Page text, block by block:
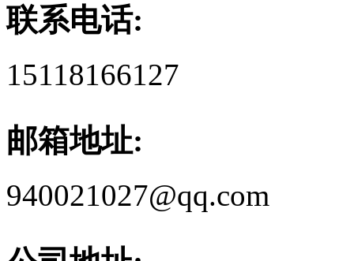
联系电话:
15118166127
邮箱地址:
940021027@qq.com